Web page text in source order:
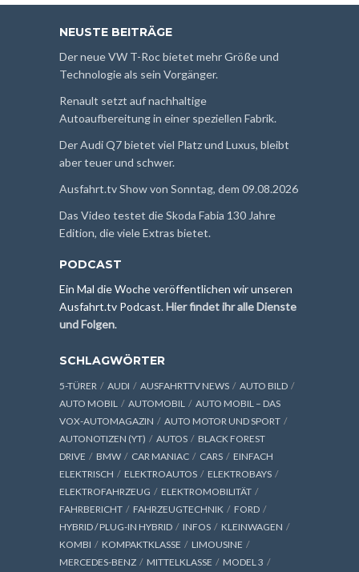
NEUSTE BEITRÄGE
Der neue VW T-Roc bietet mehr Größe und
Technologie als sein Vorgänger.
Renault setzt auf nachhaltige
Autoaufbereitung in einer speziellen Fabrik.
Der Audi Q7 bietet viel Platz und Luxus, bleibt
aber teuer und schwer.
Ausfahrt.tv Show von Sonntag, dem 09.08.2026
Das Video testet die Skoda Fabia 130 Jahre
Edition, die viele Extras bietet.
PODCAST
Ein Mal die Woche veröffentlichen wir unseren
Ausfahrt.tv Podcast.Hier findet ihr alle Dienste
und Folgen.
SCHLAGWÖRTER
5-TÜRER AUDI AUSFAHRTTV NEWS
AUTO BILD
AUTO MOBIL
AUTOMOBIL
AUTO MOBIL – DAS
VOX-AUTOMAGAZIN
AUTO MOTOR UND SPORT
AUTONOTIZEN (YT)
AUTOS
BLACK FOREST
DRIVE
BMW CAR MANIAC CARS
EINFACH
ELEKTRISCH
ELEKTROAUTOS
ELEKTROBAYS
ELEKTROFAHRZEUG
ELEKTROMOBILITÄT
FAHRBERICHT
FAHRZEUGTECHNIK
FORD
HYBRID / PLUG-IN HYBRID
INFOS
KLEINWAGEN
KOMBI
KOMPAKTKLASSE
LIMOUSINE
MERCEDES-BENZ
MITTELKLASSE MODEL 3